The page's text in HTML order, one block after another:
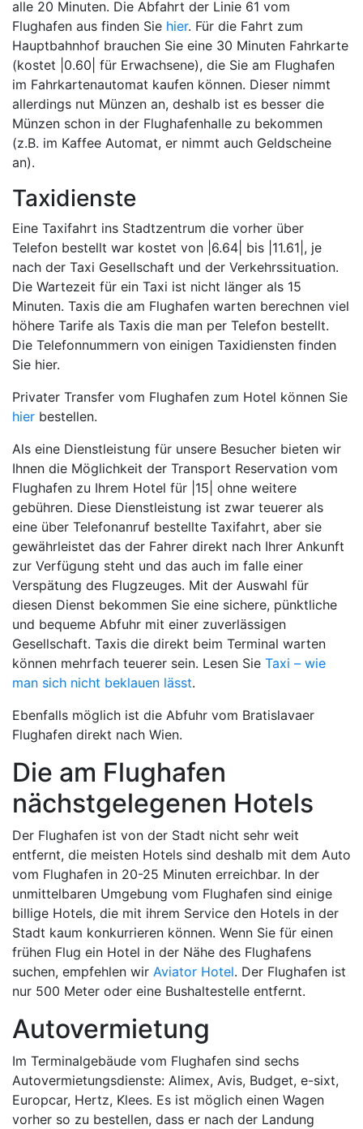
alle 20 Minuten. Die Abfahrt der Linie 61 vom
Flughafen aus finden Sie hier. Für die Fahrt zum
Hauptbahnhof brauchen Sie eine 30 Minuten Fahrkarte
(kostet |0.60| für Erwachsene), die Sie am Flughafen
im Fahrkartenautomat kaufen können. Dieser nimmt
allerdings nut Münzen an, deshalb ist es besser die
Münzen schon in der Flughafenhalle zu bekommen
(z.B. im Kaffee Automat, er nimmt auch Geldscheine
an).
Taxidienste
Eine Taxifahrt ins Stadtzentrum die vorher über
Telefon bestellt war kostet von |6.64| bis |11.61|, je
nach der Taxi Gesellschaft und der Verkehrssituation.
Die Wartezeit für ein Taxi ist nicht länger als 15
Minuten. Taxis die am Flughafen warten berechnen viel
höhere Tarife als Taxis die man per Telefon bestellt.
Die Telefonnummern von einigen Taxidiensten finden
Sie hier.
Privater Transfer vom Flughafen zum Hotel können Sie
hier bestellen.
Als eine Dienstleistung für unsere Besucher bieten wir
Ihnen die Möglichkeit der Transport Reservation vom
Flughafen zu Ihrem Hotel für |15| ohne weitere
gebühren. Diese Dienstleistung ist zwar teuerer als
eine über Telefonanruf bestellte Taxifahrt, aber sie
gewährleistet das der Fahrer direkt nach Ihrer Ankunft
zur Verfügung steht und das auch im falle einer
Verspätung des Flugzeuges. Mit der Auswahl für
diesen Dienst bekommen Sie eine sichere, pünktliche
und bequeme Abfuhr mit einer zuverlässigen
Gesellschaft. Taxis die direkt beim Terminal warten
können mehrfach teuerer sein. Lesen Sie Taxi – wie
man sich nicht beklauen lässt.
Ebenfalls möglich ist die Abfuhr vom Bratislavaer
Flughafen direkt nach Wien.
Die am Flughafen
nächstgelegenen Hotels
Der Flughafen ist von der Stadt nicht sehr weit
entfernt, die meisten Hotels sind deshalb mit dem Auto
vom Flughafen in 20-25 Minuten erreichbar. In der
unmittelbaren Umgebung vom Flughafen sind einige
billige Hotels, die mit ihrem Service den Hotels in der
Stadt kaum konkurrieren können. Wenn Sie für einen
frühen Flug ein Hotel in der Nähe des Flughafens
suchen, empfehlen wir Aviator Hotel. Der Flughafen ist
nur 500 Meter oder eine Bushaltestelle entfernt.
Autovermietung
Im Terminalgebäude vom Flughafen sind sechs
Autovermietungsdienste: Alimex, Avis, Budget, e-sixt,
Europcar, Hertz, Klees. Es ist möglich einen Wagen
vorher so zu bestellen, dass er nach der Landung